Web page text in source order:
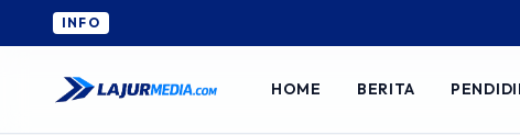
INFO
HOME BERITA